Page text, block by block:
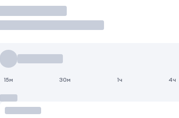
15м 30м 1ч 4ч